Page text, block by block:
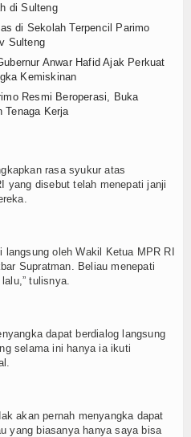
di Sulteng
di Sekolah Terpencil Parimo
Sulteng
Anwar Hafid Ajak Perkuat
Kemiskinan
Resmi Beroperasi, Buka
Tenaga Kerja
rasa syukur atas
yang disebut telah menepati janji
oleh Wakil Ketua MPR RI
Supratman. Beliau menepati
tulisnya.
dapat berdialog langsung
selama ini hanya ia ikuti
akan pernah menyangka dapat
yang biasanya hanya saya bisa